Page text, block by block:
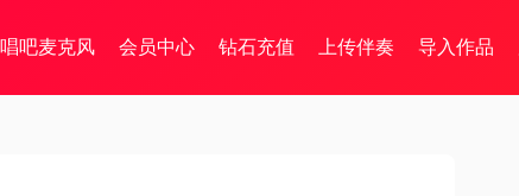
唱吧麦克风 会员中心 钻石充值 上传伴奏 导入作品